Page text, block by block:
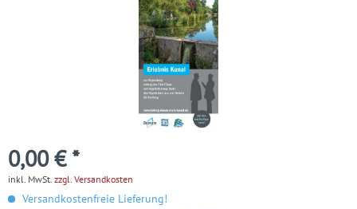
0,00 € *
inkl. MwSt. zzgl. Versandkosten
Versandkostenfreie Lieferung!